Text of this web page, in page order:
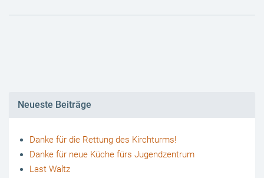
Neueste Beiträge
Danke für die Rettung des Kirchturms!
Danke für neue Küche fürs Jugendzentrum
Last Waltz